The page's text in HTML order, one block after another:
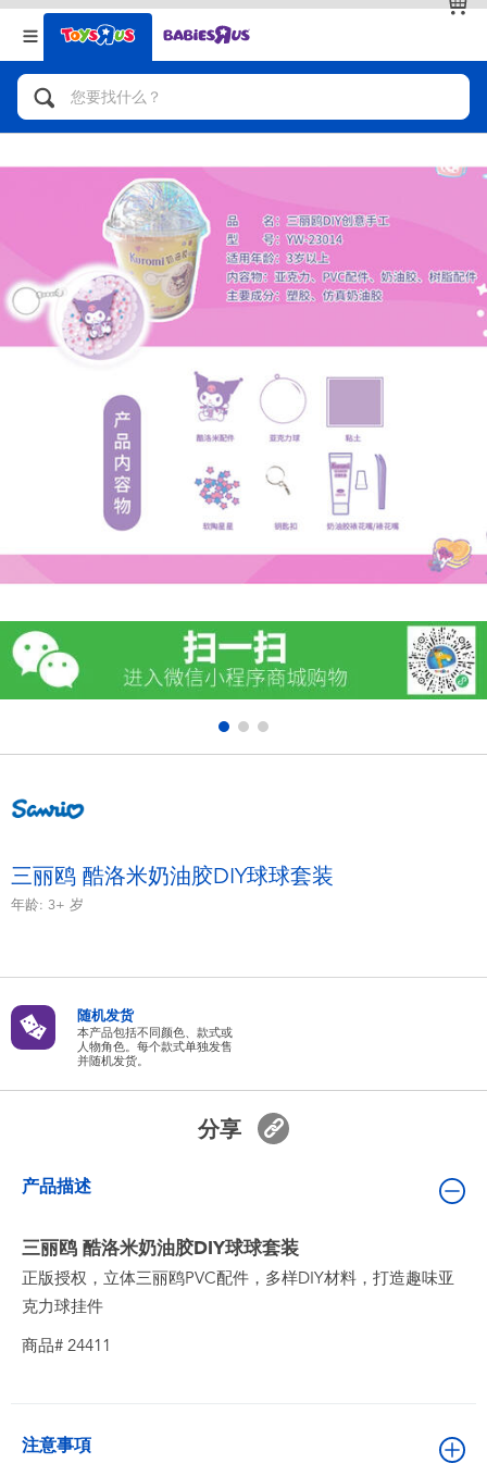
返回
分类目录
人气英雄，角色扮演，射击玩具
自行车，滑板车，骑乘车
拼砌组合及乐高LEGO
玩具车，货车，火车及遥控系列
手工艺，文具，蜡笔，泥胶，画板
娃娃，芭比，收藏公仔
电子玩具
游戏及拼图系列
益智学习玩具
户外及运动产品
模仿，化妆及造型系列
毛绒公仔玩具
电池
玩具促销
玩具清货
返回
品牌
查看全部
三丽鸥 酷洛米奶油胶DIY球球套装
年龄: 3+ 岁
随机发货
本产品包括不同颜色、款式或
人物角色。每个款式单独发售
并随机发货。
分享
产品描述
三丽鸥 酷洛米奶油胶DIY球球套装
正版授权，立体三丽鸥PVC配件，多样DIY材料，打造趣味亚
克力球挂件
商品# 24411
注意事項